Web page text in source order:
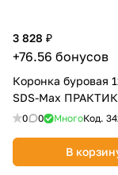
3 828 ₽
+76.56 бонусов
Коронка буровая
SDS-Max
0 0 МногоКод.
В
в корзину
25%